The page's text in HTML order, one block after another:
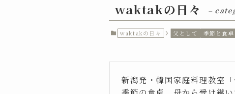
waktakの日々 –
waktakの日々 父として 季節と食卓
新潟発・韓国家庭料理教室